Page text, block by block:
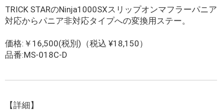
TRICK STARのNinja1000SXスリップオンマフラーパニア
対応からパニア非対応タイプへの変換用ステー。
価格:￥16,500(税別)（税込 ¥18,150）
品番:MS-018C-D
【詳細】